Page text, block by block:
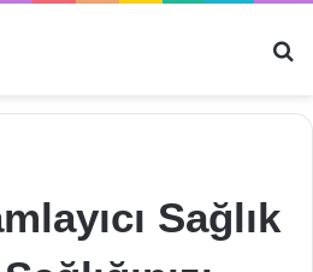
Sağlık